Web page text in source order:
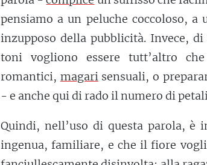
pensiamo a un peluche coccoloso,
inzupposo della pubblicità. Invece,
toni vogliono essere tutt’altro
romantici, magarisensuali, o
- e anche qui di rado il numero di
Quindi, nell’uso di questa parola, è
ingenua, familiare, e che il fiore